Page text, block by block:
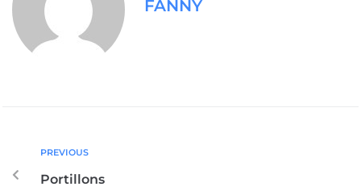
FANNY
PREVIOUS
Portillons